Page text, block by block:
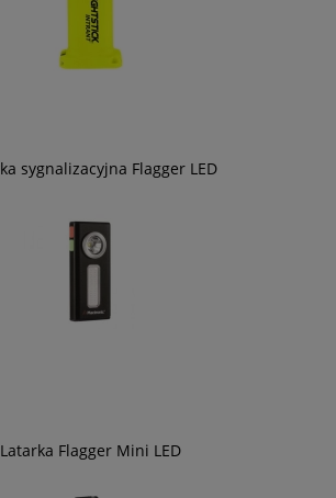
sygnalizacyjna Flagger LED
Latarka Flagger Mini LED